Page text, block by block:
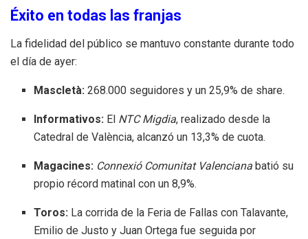
Éxito en todas las franjas
La fidelidad del público se mantuvo constante durante todo
el día de ayer:
Mascletà: 268.000 seguidores y un 25,9% de share.
Informativos: El NTC Migdia, realizado desde la
Catedral de València, alcanzó un 13,3% de cuota.
Magacines: Connexió Comunitat Valenciana batió su
propio récord matinal con un 8,9%.
Toros: La corrida de la Feria de Fallas con Talavante,
Emilio de Justo y Juan Ortega fue seguida por